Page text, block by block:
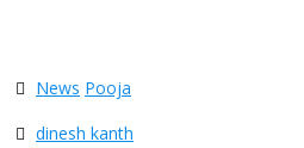
News Pooja
dinesh kanth